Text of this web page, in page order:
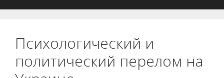
Психологический и
политический перелом на